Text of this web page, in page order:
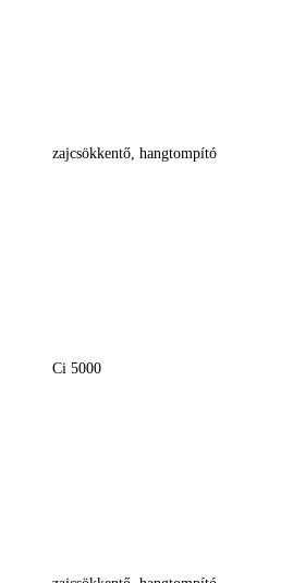
zajcsökkentő, hangtompító
Ci 5000